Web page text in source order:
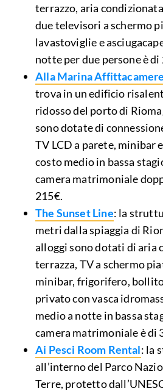
terrazzo, aria
due televisori a schermo
lavastoviglie e
notte per due persone è di
Alla Marina Affittacamere
trova in un edificio
ridosso del porto di
sono dotate di
TV LCD a parete, minibar
costo medio in bassa
camera matrimoniale
215€.
The Sunset Line: la
metri dalla spiaggia di
alloggi sono dotati di aria
terrazza, TV a schermo
minibar, frigorifero,
privato con vasca
medio a notte in bassa
camera matrimoniale è di
Ai Pesci Room Rental: la
all’interno del Parco
Terre, protetto